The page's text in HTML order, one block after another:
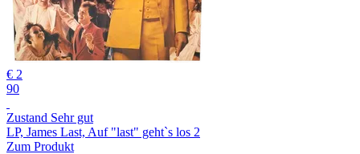
€ 2
90
Zustand Sehr gut
LP, James Last, Auf "last" geht`s los 2
Zum Produkt